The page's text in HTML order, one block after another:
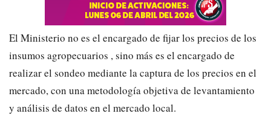
El Ministerio no es el encargado de fijar los precios de los
insumos agropecuarios , sino más es el encargado de
realizar el sondeo mediante la captura de los precios en el
mercado, con una metodología objetiva de levantamiento
y análisis de datos en el mercado local.